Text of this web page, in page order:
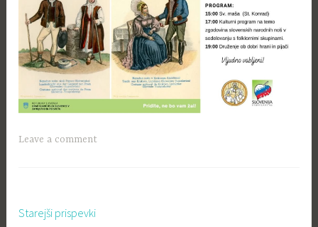
Leave a comment
Navigacija
Starejši prispevki